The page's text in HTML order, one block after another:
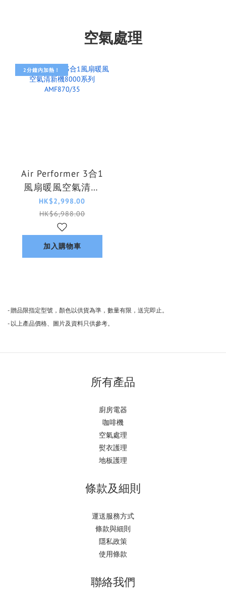
空氣處理
2分鐘内加熱！
Air Performer 3合1
風扇暖風空氣清新
機8000系列
AMF870/35
HK$2,998.00
HK$6,988.00
加入購物車
- 贈品限指定型號，顏色以供貨為準，數量有限，送完即止。
- 以上產品價格、圖片及資料只供參考。
所有產品
廚房電器
咖啡機
空氣處理
熨衣護理
地板護理
條款及細則
運送服務方式
條款與細則
隱私政策
使用條款
聯絡我們